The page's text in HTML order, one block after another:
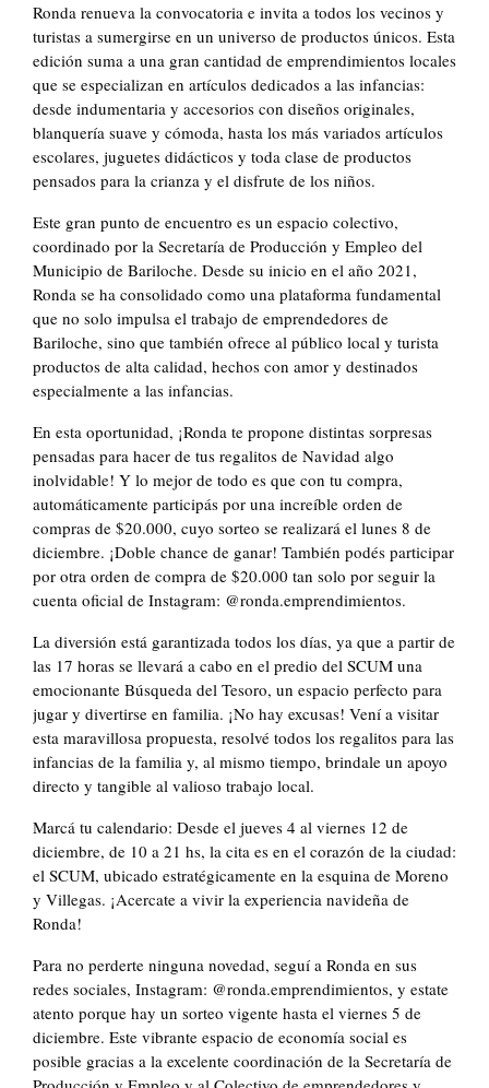
Ronda renueva la convocatoria e invita a todos los vecinos y
turistas a sumergirse en un universo de productos únicos. Esta
edición suma a una gran cantidad de emprendimientos locales
que se especializan en artículos dedicados a las infancias:
desde indumentaria y accesorios con diseños originales,
blanquería suave y cómoda, hasta los más variados artículos
escolares, juguetes didácticos y toda clase de productos
pensados para la crianza y el disfrute de los niños.
Este gran punto de encuentro es un espacio colectivo,
coordinado por la Secretaría de Producción y Empleo del
Municipio de Bariloche. Desde su inicio en el año 2021,
Ronda se ha consolidado como una plataforma fundamental
que no solo impulsa el trabajo de emprendedores de
Bariloche, sino que también ofrece al público local y turista
productos de alta calidad, hechos con amor y destinados
especialmente a las infancias.
En esta oportunidad, ¡Ronda te propone distintas sorpresas
pensadas para hacer de tus regalitos de Navidad algo
inolvidable! Y lo mejor de todo es que con tu compra,
automáticamente participás por una increíble orden de
compras de $20.000, cuyo sorteo se realizará el lunes 8 de
diciembre. ¡Doble chance de ganar! También podés participar
por otra orden de compra de $20.000 tan solo por seguir la
cuenta oficial de Instagram: @ronda.emprendimientos.
La diversión está garantizada todos los días, ya que a partir de
las 17 horas se llevará a cabo en el predio del SCUM una
emocionante Búsqueda del Tesoro, un espacio perfecto para
jugar y divertirse en familia. ¡No hay excusas! Vení a visitar
esta maravillosa propuesta, resolvé todos los regalitos para las
infancias de la familia y, al mismo tiempo, brindale un apoyo
directo y tangible al valioso trabajo local.
Marcá tu calendario: Desde el jueves 4 al viernes 12 de
diciembre, de 10 a 21 hs, la cita es en el corazón de la ciudad:
el SCUM, ubicado estratégicamente en la esquina de Moreno
y Villegas. ¡Acercate a vivir la experiencia navideña de
Ronda!
Para no perderte ninguna novedad, seguí a Ronda en sus
redes sociales, Instagram: @ronda.emprendimientos, y estate
atento porque hay un sorteo vigente hasta el viernes 5 de
diciembre. Este vibrante espacio de economía social es
posible gracias a la excelente coordinación de la Secretaría de